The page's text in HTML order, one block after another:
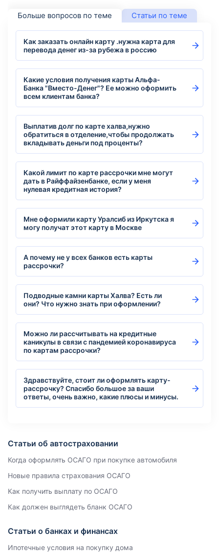
Больше вопросов по теме Статьи по теме
Как заказать онлайн карту .нужна карта для
перевода денег из-за рубежа в россию
Какие условия получения карты Альфа-
Банка "Вместо-Денег"? Ее можно оформить
всем клиентам банка?
Выплатив долг по карте халва,нужно
обратиться в отделение,чтобы продолжать
вкладывать деньги под проценты?
Какой лимит по карте рассрочки мне могут
дать в Райффайзенбанке, если у меня
нулевая кредитная история?
Мне оформили карту Уралсиб из Иркутска я
могу получат этот карту в Москве
А почему не у всех банков есть карты
рассрочки?
Подводные камни карты Халва? Есть ли
они? Что нужно знать при оформлении?
Можно ли рассчитывать на кредитные
каникулы в связи с пандемией коронавируса
по картам рассрочки?
Здравствуйте, стоит ли оформлять карту-
рассрочку? Спасибо большое за ваши
ответы, очень важно, какие плюсы и минусы.
Статьи об автостраховании
Когда оформлять ОСАГО при покупке автомобиля
Новые правила страхования ОСАГО
Как получить выплату по ОСАГО
Как должен выглядеть бланк ОСАГО
Статьи о банках и финансах
Ипотечные условия на покупку дома